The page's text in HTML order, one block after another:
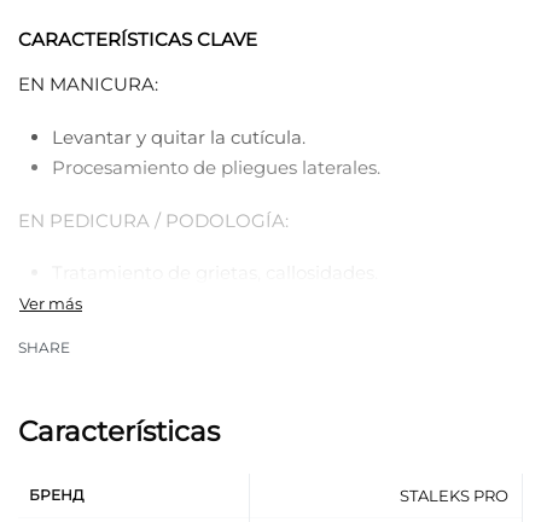
CARACTERÍSTICAS CLAVE
EN MANICURA:
Levantar y quitar la cutícula.
Procesamiento de pliegues laterales.
EN PEDICURA / PODOLOGÍA:
Tratamiento de zonas queratinizadas de la piel en
SHARE
Características
БРЕНД STALEKS PRO